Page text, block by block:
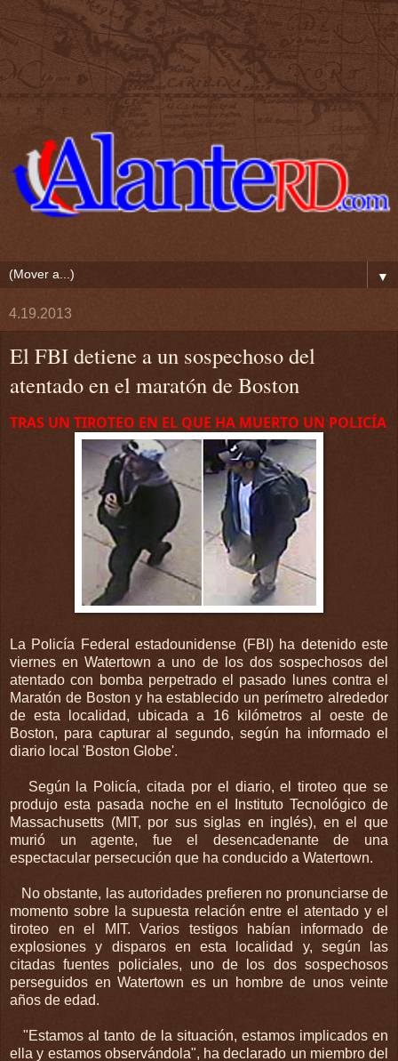
▼
4.19.2013
El FBI detiene a un sospechoso del
atentado en el maratón de Boston
TRAS UN TIROTEO EN EL QUE HA MUERTO UN POLICÍA
La Policía Federal estadounidense (FBI) ha detenido este
viernes en Watertown a uno de los dos sospechosos del
atentado con bomba perpetrado el pasado lunes contra el
Maratón de Boston y ha establecido un perímetro alrededor
de esta localidad, ubicada a 16 kilómetros al oeste de
Boston, para capturar al segundo, según ha informado el
diario local 'Boston Globe'.
Según la Policía, citada por el diario, el tiroteo que se
produjo esta pasada noche en el Instituto Tecnológico de
Massachusetts (MIT, por sus siglas en inglés), en el que
murió un agente, fue el desencadenante de una
espectacular persecución que ha conducido a Watertown.
No obstante, las autoridades prefieren no pronunciarse de
momento sobre la supuesta relación entre el atentado y el
tiroteo en el MIT. Varios testigos habían informado de
explosiones y disparos en esta localidad y, según las
citadas fuentes policiales, uno de los dos sospechosos
perseguidos en Watertown es un hombre de unos veinte
años de edad.
"Estamos al tanto de la situación, estamos implicados en
ella y estamos observándola", ha declarado un miembro del